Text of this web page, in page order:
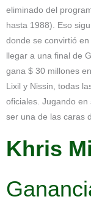
eliminado del
hasta 1988). Eso
donde se convirtió
llegar a una final de
gana $ 30 millones
Lixil y Nissin, todas
oficiales. Jugando
ser una de las caras
Khris